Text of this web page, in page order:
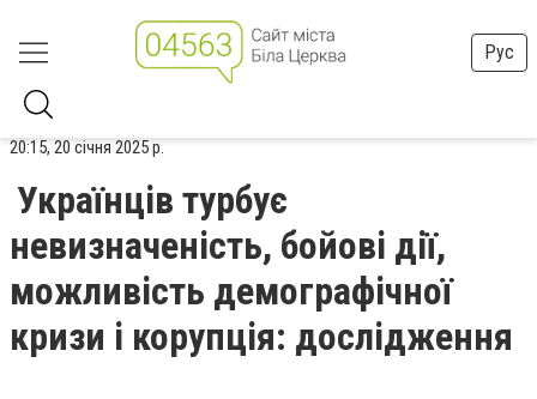
Рус
20:15, 20 січня 2025 р.
Українців турбує
невизначеність, бойові дії,
можливість демографічної
кризи і корупція: дослідження